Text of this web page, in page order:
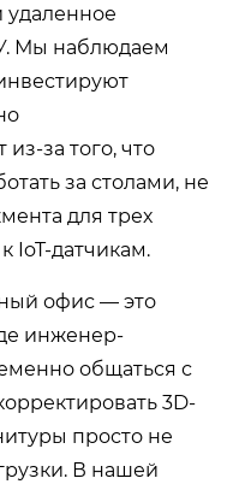
удаленное
Мы наблюдаем
за того, что
за столами, не
для трех
IoT-датчикам.
офис — это
инженер-
общаться с
3D-
просто не
В нашей